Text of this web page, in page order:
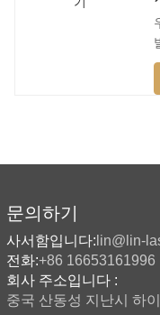
문의하기
사서함입니다: lin@lin-
전화:+86 16653161996
회사 주소입니다 :
중국 산동성 지난시 하